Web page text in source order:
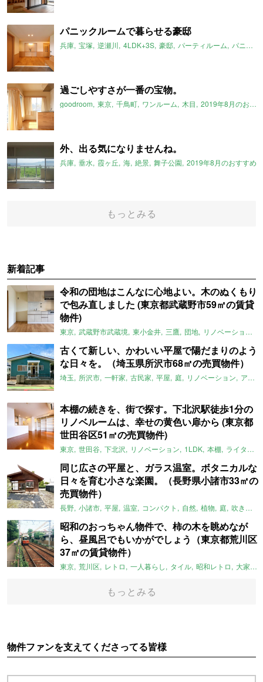
パニックルームで暮らせる豪邸
兵庫 宝塚 逆瀬川 4LDK+3S 豪邸 パーティルーム パニックルーム
過ごしやすさが一番の宝物。
goodroom 東京 千鳥町 ワンルーム 木目 2019年8月のおすすめ
外、出る気になりませんね。
兵庫 垂水 霞ヶ丘 海 絶景 舞子公園 2019年8月のおすすめ
もっとみる
新着記事
令和の団地はこんなに心地よい。木のぬくもり
で包み直しました (東京都武蔵野市59㎡の賃貸
物件)
東京 武蔵野市武蔵境 東小金井 三鷹 団地 リノベーション
古くて新しい、かわいい平屋で陽だまりのよう
な日々を。（埼玉県所沢市68㎡の売買物件）
埼玉 所沢市 一軒家 古民家 平屋 庭 リノベーション アメリカンハウス
本棚の続きを、街で探す。下北沢駅徒歩1分の
リノベルームは、幸せの黄色い扉から (東京都
世田谷区51㎡の売買物件)
東京 世田谷 下北沢 リノベーション 1LDK 本棚 ライター：ほしりょうこ
同じ広さの平屋と、ガラス温室。ボタニカルな
日々を育む小さな楽園。（長野県小諸市33㎡の
売買物件）
長野 小諸市 平屋 温室 コンパクト 自然 植物 庭 吹き抜け
昭和のおっちゃん物件で、柿の木を眺めなが
ら、昼風呂でもいかがでしょう（東京都荒川区
37㎡の賃貸物件）
東京 荒川区 レトロ 一人暮らし タイル 昭和レトロ 大家女子
もっとみる
物件ファンを支えてくださってる皆様